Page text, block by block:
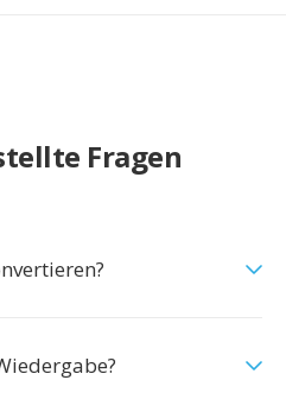
Fragen